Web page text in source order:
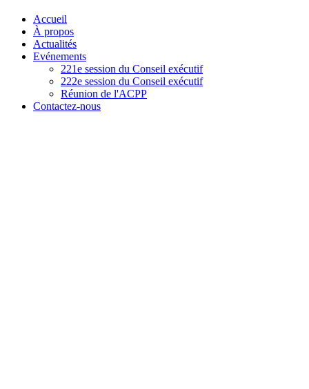
Accueil
À propos
Actualités
Evénements
221e session du Conseil exécutif
222e session du Conseil exécutif
Réunion de l'ACPP
Contactez-nous